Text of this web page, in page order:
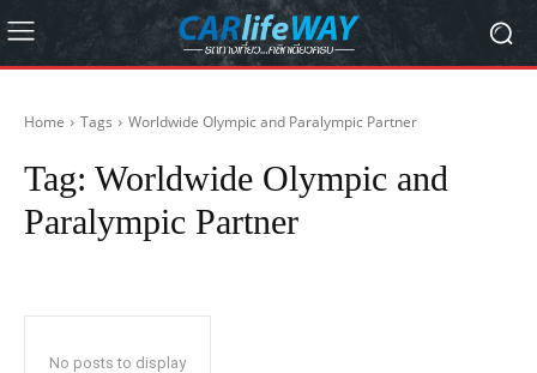
Home Tags Worldwide Olympic and Paralympic Partner
Tag: Worldwide Olympic and
Paralympic Partner
No posts to display